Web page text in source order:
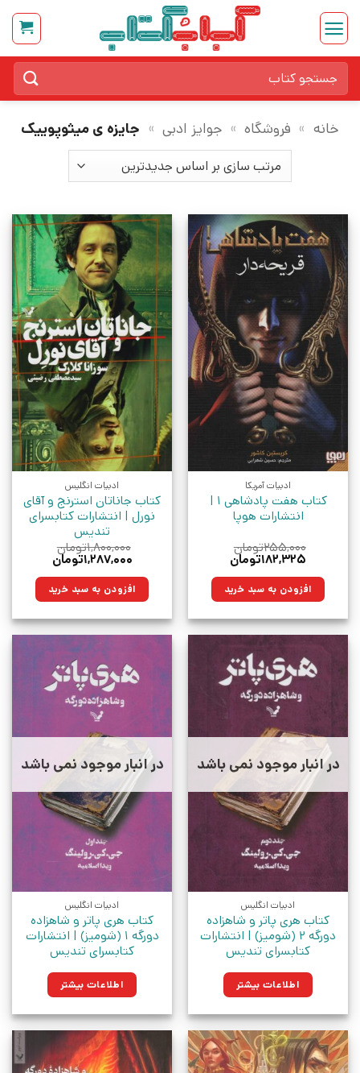
Skip
content
برای:
خانه » فروشگاه » جوایز ادبی » جایزه ی میثوپوییک
ادبیات آمریکا
کتاب هفت پادشاهی 1 |
انتشارات هوپا
۲۵۵,۰۰۰تومان
قیمت
۲۵۵,۰۰۰تومان
بود.
۱۸۲,۳۲۵تومان
۱۸۲,۳۲۵تومان.افزودن به سبد خرید
ادبیات انگلیس
کتاب جاناتان استرنج و آقای
نورل | انتشارات کتابسرای
تندیس
۱,۸۰۰,۰۰۰تومان
قیمت
۱,۸۰۰,۰۰۰تومان
بود.
۱,۲۸۷,۰۰۰تومان
۱,۲۸۷,۰۰۰تومان.افزودن به سبد خرید
در انبار موجود نمی باشد
ادبیات انگلیس
کتاب هری پاتر و شاهزاده
دورگه 2 (شومیز) | انتشارات
کتابسرای تندیس
اطلاعات بیشتر
در انبار موجود نمی باشد
ادبیات انگلیس
کتاب هری پاتر و شاهزاده
دورگه 1 (شومیز) | انتشارات
کتابسرای تندیس
اطلاعات بیشتر